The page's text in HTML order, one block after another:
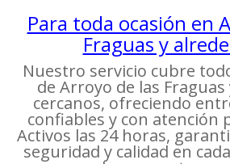
Para toda ocasión en
Fraguas y
Nuestro servicio cubre
de Arroyo de las
cercanos, ofreciendo
confiables y con atención
Activos las 24 horas,
seguridad y calidad en